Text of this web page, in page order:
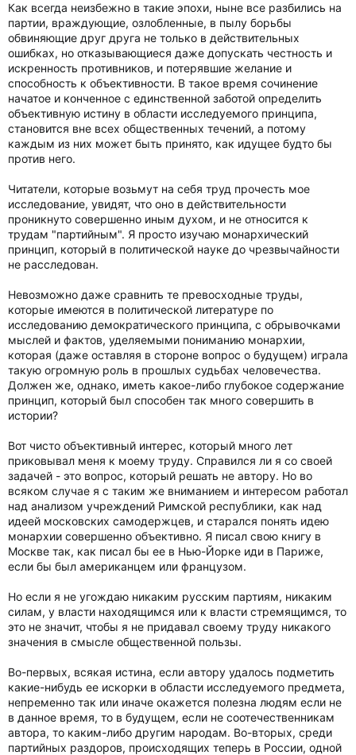
Как всегда неизбежно в такие эпохи, ныне все разбились на
партии, враждующие, озлобленные, в пылу борьбы
обвиняющие друг друга не только в действительных
ошибках, но отказывающиеся даже допускать честность и
искренность противников, и потерявшие желание и
способность к объективности. В такое время сочинение
начатое и конченное с единственной заботой определить
объективную истину в области исследуемого принципа,
становится вне всех общественных течений, а потому
каждым из них может быть принято, как идущее будто бы
против него.
Читатели, которые возьмут на себя труд прочесть мое
исследование, увидят, что оно в действительности
проникнуто совершенно иным духом, и не относится к
трудам "партийным". Я просто изучаю монархический
принцип, который в политической науке до чрезвычайности
не расследован.
Невозможно даже сравнить те превосходные труды,
которые имеются в политической литературе по
исследованию демократического принципа, с обрывочками
мыслей и фактов, уделяемыми пониманию монархии,
которая (даже оставляя в стороне вопрос о будущем) играла
такую огромную роль в прошлых судьбах человечества.
Должен же, однако, иметь какое-либо глубокое содержание
принцип, который был способен так много совершить в
истории?
Вот чисто объективный интерес, который много лет
приковывал меня к моему труду. Справился ли я со своей
задачей - это вопрос, который решать не автору. Но во
всяком случае я с таким же вниманием и интересом работал
над анализом учреждений Римской республики, как над
идеей московских самодержцев, и старался понять идею
монархии совершенно объективно. Я писал свою книгу в
Москве так, как писал бы ее в Нью-Йорке иди в Париже,
если бы был американцем или французом.
Но если я не угождаю никаким русским партиям, никаким
силам, у власти находящимся или к власти стремящимся, то
это не значит, чтобы я не придавал своему труду никакого
значения в смысле общественной пользы.
Во-первых, всякая истина, если автору удалось подметить
какие-нибудь ее искорки в области исследуемого предмета,
непременно так или иначе окажется полезна людям если не
в данное время, то в будущем, если не соотечественникам
автора, то каким-либо другим народам. Во-вторых, среди
партийных раздоров, происходящих теперь в России, одной